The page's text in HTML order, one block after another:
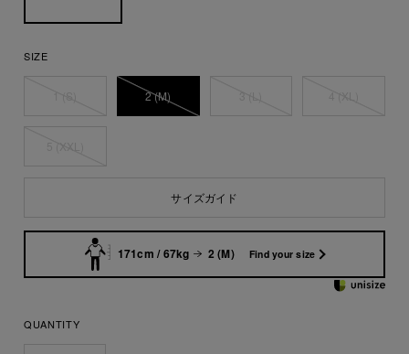
SIZE
2 (M)
サイズガイド
171cm / 67kg 2 (M) Find your size
QUANTITY